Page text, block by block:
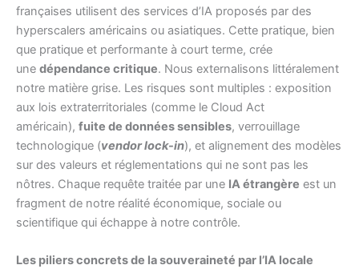
françaises utilisent des services d’IA proposés par des
hyperscalers américains ou asiatiques. Cette pratique, bien
que pratique et performante à court terme, crée
une dépendance critique. Nous externalisons littéralement
notre matière grise. Les risques sont multiples : exposition
aux lois extraterritoriales (comme le Cloud Act
américain), fuite de données sensibles, verrouillage
technologique (vendor lock-in), et alignement des modèles
sur des valeurs et réglementations qui ne sont pas les
nôtres. Chaque requête traitée par une IA étrangère est un
fragment de notre réalité économique, sociale ou
scientifique qui échappe à notre contrôle.
Les piliers concrets de la souveraineté par l’IA locale